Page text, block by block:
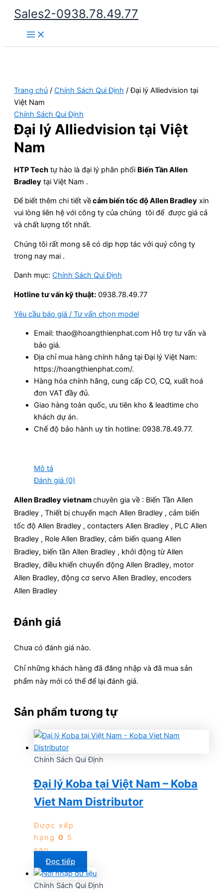
Nhảy
dung
Sales2-0938.78.49.77
Main
Menu
Trang chủ / Chính Sách Qui Định / Đại lý Alliedvision tại
Việt Nam
Chính Sách Qui Định
Đại lý Alliedvision tại Việt
Nam
HTP Tech tự hào là đại lý phân phối Biến Tần Allen
Bradley tại Việt Nam .
Để biết thêm chi tiết vềcảm biến tốc độ Allen Bradley xin
vui lòng liên hệ với công ty của chúng tôi để được giá cả
và chất lượng tốt nhất.
Chúng tôi rất mong sẽ có dịp hợp tác với quý công ty
trong nay mai .
Danh mục: Chính Sách Qui Định
Hotline tư vấn kỹ thuật: 0938.78.49.77
Yêu cầu báo giá / Tư vấn chọn model
Email: thao@hoangthienphat.com Hỗ trợ tư vấn và
báo giá.
Địa chỉ mua hàng chính hãng tại Đại lý Việt Nam:
https://hoangthienphat.com/.
Hàng hóa chính hãng, cung cấp CO, CQ, xuất hoá
đơn VAT đầy đủ.
Giao hàng toàn quốc, ưu tiên kho & leadtime cho
khách dự án.
Chế độ bảo hành uy tín hotline: 0938.78.49.77.
Mô tả
Đánh giá (0)
Allen Bradley vietnamchuyên gia về : Biến Tần Allen
Bradley , Thiết bị chuyển mạch Allen Bradley , cảm biến
tốc độ Allen Bradley , contacters Allen Bradley , PLC Allen
Bradley , Role Allen Bradley, cảm biến quang Allen
Bradley, biến tần Allen Bradley , khởi động từ Allen
Bradley, điều khiển chuyển động Allen Bradley, motor
Allen Bradley, động cơ servo Allen Bradley, encoders
Allen Bradley
Đánh giá
Chưa có đánh giá nào.
Chỉ những khách hàng đã đăng nhập và đã mua sản
phẩm này mới có thể để lại đánh giá.
Sản phẩm tương tự
Chính Sách Qui Định
Đại lý Koba tại Việt Nam – Koba
Viet Nam Distributor
Được xếp
hạng 0 5
sao
Đọc tiếp
Chính Sách Qui Định